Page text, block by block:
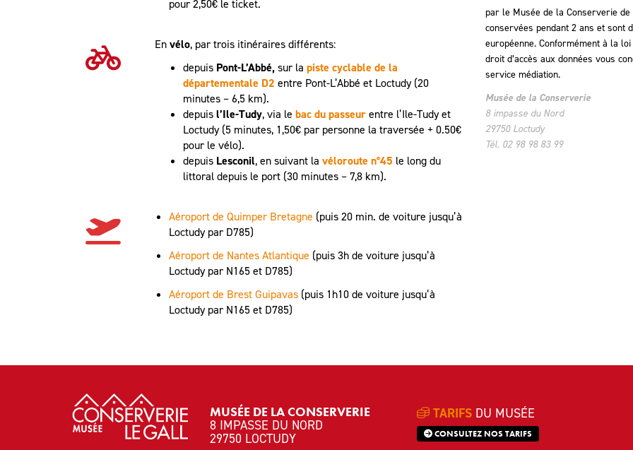
pour 2,50€ le ticket.
Envélo, par trois itinéraires différents:
depuis Pont-L’Abbé,sur la piste cyclable de la
départementale D2 entre Pont-L’Abbé et Loctudy (20
minutes – 6,5 km).
depuisl’Ile-Tudy, via le bac du passeurentre l’Ile-Tudy et
Loctudy (5 minutes, 1,50€ par personne la traversée + 0.50€
pour le vélo).
depuis Lesconil, en suivant la véloroute n°45 le long du
littoral depuis le port (30 minutes – 7,8 km).
Aéroport de Quimper Bretagne (puis 20 min. de voiture jusqu’à
Loctudy par D785)
Aéroport de Nantes Atlantique (puis 3h de voiture jusqu’à
Loctudy par N165 et D785)
Aéroport de Brest Guipavas (puis 1h10 de voiture jusqu’à
Loctudy par N165 et D785)
par le Musée de la Conserverie
conservées pendant 2 ans et sont
européenne. Conformément à la
droit d’accès aux données vous
service médiation.
Musée de la Conserverie
8 impasse du Nord
29750 Loctudy
Tél. 02 98 98 83 99
MUSÉE DE LA CONSERVERIE
8 IMPASSE DU NORD
29750 LOCTUDY
TARIFSDU MUSÉE
CONSULTEZ NOS TARIFS